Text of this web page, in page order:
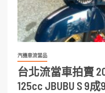
汽機車流當品
台北流當車拍賣
125cc JBUBU S 9